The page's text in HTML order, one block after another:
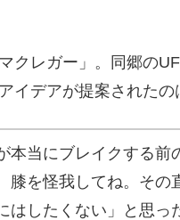
クレガー」。同郷の
イデアが提案されたの
本当にブレイクする
膝を怪我してね。その
はしたくない」と思っ